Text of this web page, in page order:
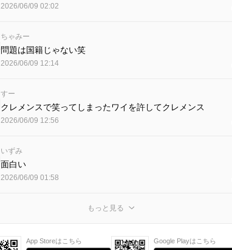
2026/06/09 02:02
ちゃみー
問題は国籍じゃない笑
2026/06/09 12:14
すー
クレメンスで笑ってしまったワイを許してクレメンス
2026/06/09 12:56
いずみ
面白い
2026/06/09 01:58
もっと見る
App Storeはこちら Google Playはこちら